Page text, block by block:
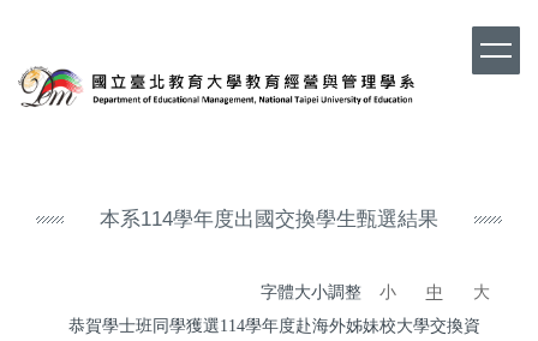
主
要
本系114學年度出國交換學生甄選結果
字體大小調整 小 中 大
恭賀學士班同學獲選114學年度赴海外姊妹校大學交換資